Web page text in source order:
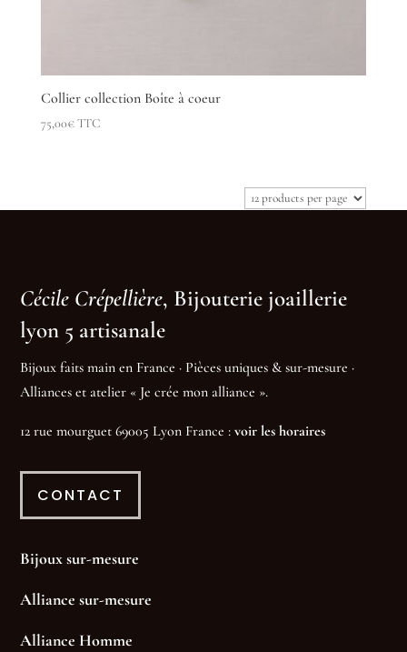
Collier collection Boîte à coeur
75,00€TTC
Cécile Crépellière, Bijouterie joaillerie
lyon 5 artisanale
Bijoux faits main en France · Pièces uniques & sur-mesure ·
Alliances et atelier « Je crée mon alliance ».
12 rue mourguet 69005 Lyon France :voir les horaires
CONTACT
Bijoux sur-mesure
Alliance sur-mesure
Alliance Homme